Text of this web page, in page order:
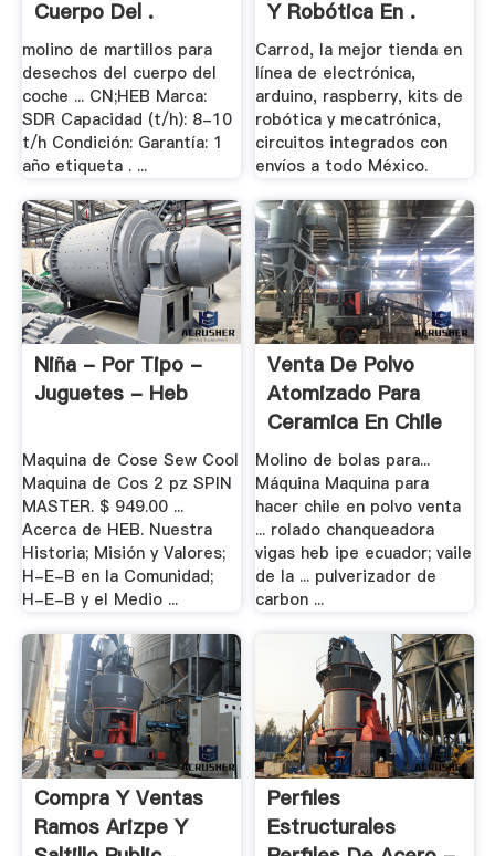
Cuerpo Del .
molino de martillos para
desechos del cuerpo del
coche ... CN;HEB Marca:
SDR Capacidad (t/h): 8-10
t/h Condición: Garantía: 1
año etiqueta . ...
Y Robótica En .
Carrod, la mejor tienda en
línea de electrónica,
arduino, raspberry, kits de
robótica y mecatrónica,
circuitos integrados con
envíos a todo México.
Niña - Por Tipo -
Juguetes - Heb
Maquina de Cose Sew Cool
Maquina de Cos 2 pz SPIN
MASTER. $ 949.00 ...
Acerca de HEB. Nuestra
Historia; Misión y Valores;
H-E-B en la Comunidad;
H-E-B y el Medio ...
Venta De Polvo
Atomizado Para
Ceramica En Chile
Molino de bolas para...
Máquina Maquina para
hacer chile en polvo venta
... rolado chanqueadora
vigas heb ipe ecuador; vaile
de la ... pulverizador de
carbon ...
Compra Y Ventas
Ramos Arizpe Y
Perfiles
Estructurales